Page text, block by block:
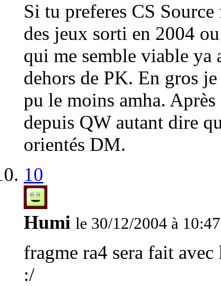
Si tu preferes CS
des jeux sorti en 2004
qui me semble viable ya
dehors de PK. En gros
pu le moins amha.
depuis QW autant dire
orientés DM.
10
Humi le 30/12/2004 à 10:47
fragme ra4 sera fait
:/